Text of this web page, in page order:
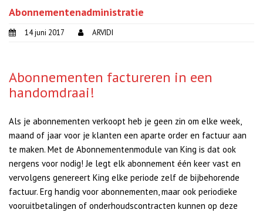
Abonnementenadministratie
14 juni 2017 ARVIDI
Abonnementen factureren in een
handomdraai!
Als je abonnementen verkoopt heb je geen zin om elke week,
maand of jaar voor je klanten een aparte order en factuur aan
te maken. Met de Abonnementenmodule van King is dat ook
nergens voor nodig! Je legt elk abonnement één keer vast en
vervolgens genereert King elke periode zelf de bijbehorende
factuur. Erg handig voor abonnementen, maar ook periodieke
vooruitbetalingen of onderhoudscontracten kunnen op deze